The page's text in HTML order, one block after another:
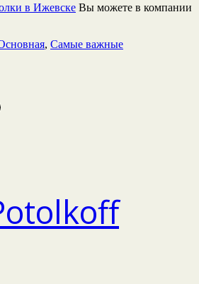
в Ижевске Вы можете в компании
, Самые важные